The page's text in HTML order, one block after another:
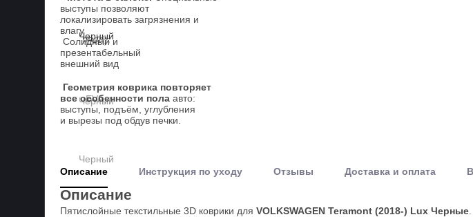
выступы позволяют
локализировать загрязнения и
влагу
Солидный и
презентабельный
внешний вид
Геометрия коврика повторяет
все особенности пола авто:
выступы, подъём, углубления
и вырезы под обдув печки.
Описание Инструкция по уходу Отзывы Доставка и оплата
Описание
Пятислойные текстильные 3D коврики для VOLKSWAGEN Teramont (2018-) Lux Черные